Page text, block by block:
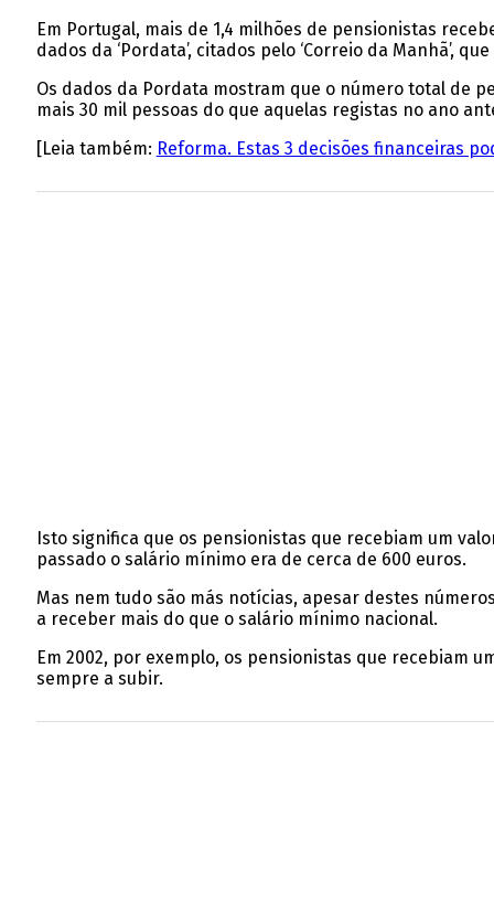
Em Portugal, mais de 1,4 milhões de pensionistas
dados da ‘Pordata’, citados pelo ‘Correio da Manhã’,
Os dados da Pordata mostram que o número total de
mais 30 mil pessoas do que aquelas registas no ano
[Leia também: Reforma. Estas 3 decisões financeiras
Isto significa que os pensionistas que recebiam um
passado o salário mínimo era de cerca de 600 euros.
Mas nem tudo são más notícias, apesar destes
a receber mais do que o salário mínimo nacional.
Em 2002, por exemplo, os pensionistas que recebiam
sempre a subir.